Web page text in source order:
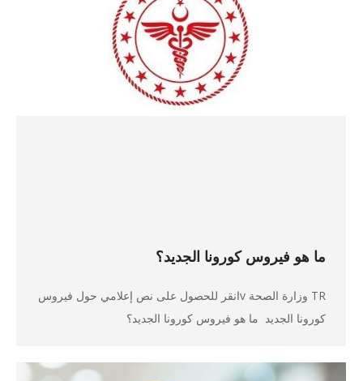
ما هو فيروس كورونا الجديد؟
TR وزارة الصحة vانقر للحصول على نص إعلامي حول فيروس
كورونا الجديد ما هو فيروس كورونا الجديد؟